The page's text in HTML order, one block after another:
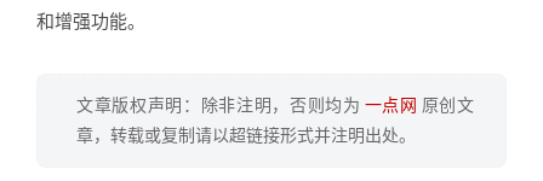
和增强功能。
文章版权声明：除非注明，否则均为 一点网 原创文
章，转载或复制请以超链接形式并注明出处。